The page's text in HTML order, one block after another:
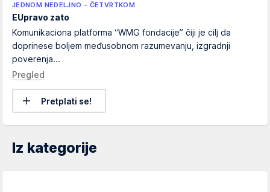
JEDNOM NEDELJNO - ČETVRTKOM
EUpravo zato
Komunikaciona platforma “WMG fondacije” čiji je cilj da
doprinese boljem međusobnom razumevanju, izgradnji
poverenja...
Pregled
Pretplati se!
Iz kategorije